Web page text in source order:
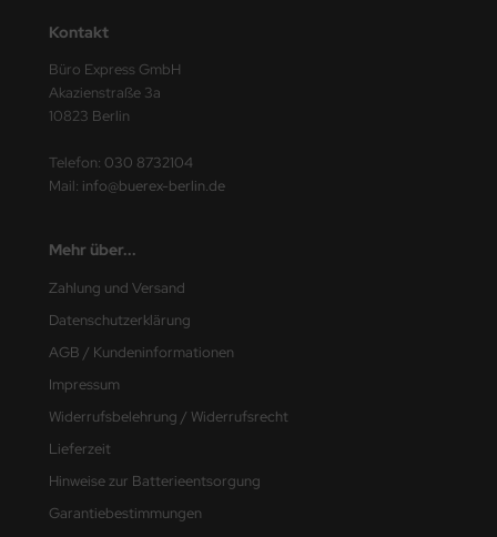
Kontakt
Büro Express GmbH
Akazienstraße 3a
10823 Berlin
Telefon: 030 8732104
Mail: info@buerex-berlin.de
Mehr über...
Zahlung und Versand
Datenschutzerklärung
AGB / Kundeninformationen
Impressum
Widerrufsbelehrung / Widerrufsrecht
Lieferzeit
Hinweise zur Batterieentsorgung
Garantiebestimmungen
DÜRER